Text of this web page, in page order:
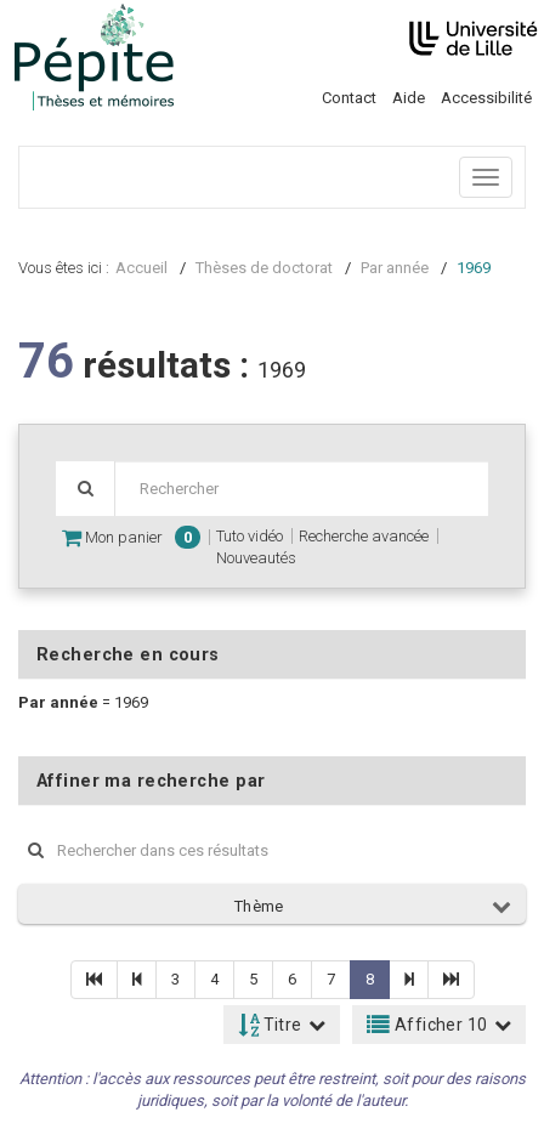
Contact Aide Accessibilité
Menu
Vous êtes ici : Accueil Thèses de doctorat Par année 1969
76 résultats : 1969
Mon panier 0 Tuto vidéo
Recherche avancée
Nouveautés
Recherche en cours
Par année = 1969
Affiner ma recherche par
Thème
3 4 5 6 7 8
Titre Afficher 10
Attention : l'accès aux ressources peut être restreint, soit pour des raisons
juridiques, soit par la volonté de l'auteur.